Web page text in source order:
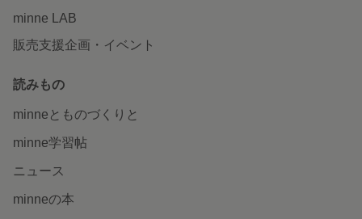
minne LAB
販売支援企画・イベント
読みもの
minneとものづくりと
minne学習帖
ニュース
minneの本